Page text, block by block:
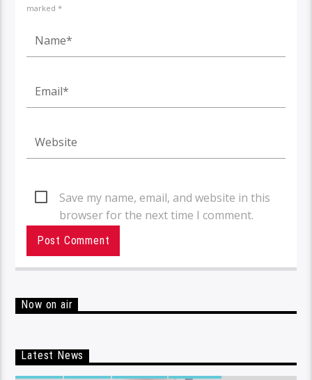
marked *
Save my name, email, and website in this
browser for the next time I comment.
Now on air
Latest News